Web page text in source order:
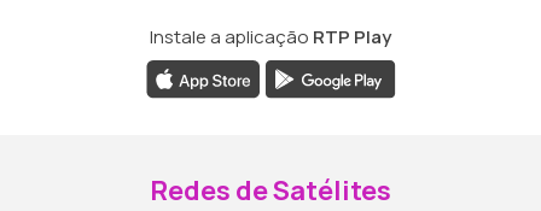
Instale a aplicação RTP Play
Redes de Satélites